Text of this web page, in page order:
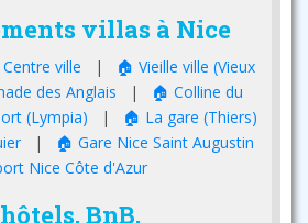
villas à Nice
ville |
🏠 Vieille ville (Vieux
des Anglais |
🏠 Colline du
(Lympia) |
🏠 La gare (Thiers)
|
🏠 Gare Nice Saint Augustin
Nice Côte d'Azur
BnB,